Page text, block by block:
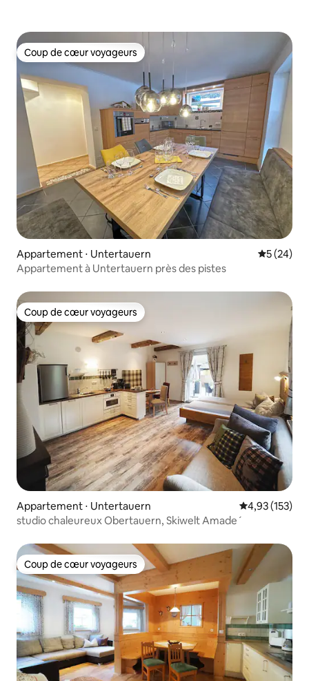
Coup de cœur voyageurs
Coup de cœur voyageurs
Appartement ⋅ Untertauern
5 (24)
Appartement à Untertauern près des pistes
Coup de cœur voyageurs
Coup de cœur voyageurs
Appartement ⋅ Untertauern Évaluation
4,93 (153)
studio chaleureux Obertauern, Skiwelt Amade´
Coup de cœur voyageurs
Coup de cœur voyageurs